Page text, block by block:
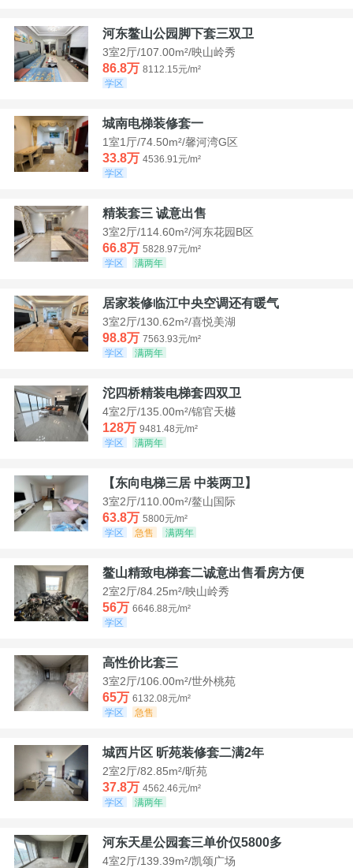
河东鳌山公园脚下套三双卫
3室2厅/107.00m²/映山岭秀
86.8万 8112.15元/m²
学区
城南电梯装修套一
1室1厅/74.50m²/馨河湾G区
33.8万 4536.91元/m²
学区
精装套三 诚意出售
3室2厅/114.60m²/河东花园B区
66.8万 5828.97元/m²
学区
满两年
居家装修临江中央空调还有暖气
3室2厅/130.62m²/喜悦美湖
98.8万 7563.93元/m²
学区
满两年
沱四桥精装电梯套四双卫
4室2厅/135.00m²/锦官天樾
128万 9481.48元/m²
学区
满两年
【东向电梯三居 中装两卫】
3室2厅/110.00m²/鳌山国际
63.8万 5800元/m²
学区
急售 满两年
鳌山精致电梯套二诚意出售看房方便
2室2厅/84.25m²/映山岭秀
56万 6646.88元/m²
学区
高性价比套三
3室2厅/106.00m²/世外桃苑
65万 6132.08元/m²
学区
急售
城西片区 昕苑装修套二满2年
2室2厅/82.85m²/昕苑
37.8万 4562.46元/m²
学区
满两年
河东天星公园套三单价仅5800多
4室2厅/139.39m²/凯颂广场